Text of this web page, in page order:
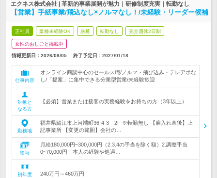
エクネス株式会社 | 革新的事業展開が魅力｜研修制度充実｜転勤なし
【営業】手紙事業/飛込なし×ノルマなし！/未経験・リーダー候補
正社員 業種未経験OK 急募 転勤なし 完全週休2日制
女性のおしごと掲載中
情報更新日：2026/08/05 終了予定日： 2027/01/18
仕事内容
オンライン商談中心のセールス職/ノルマ・飛び込み・テレアポな
し/「提案」に集中できる分業型営業/未経験歓迎
対象と
なる方
【必須】営業または接客の実務経験をお持ちの方（3年以上）
勤務地
福井県鯖江市上河端町36-4-3 2F ※転勤無し 【雇入れ直後】上
記事業所 【変更の範囲】会社の…
給与
月給180,000円~300,000円（2.3.4の手当を除く額）2.調整手当
0~70,000円 本人の経験や処遇…
初年度
240万円～460万円